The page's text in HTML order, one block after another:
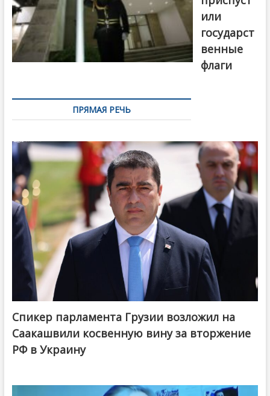
или
государст
венные
флаги
ПРЯМАЯ РЕЧЬ
Спикер парламента Грузии возложил на
Саакашвили косвенную вину за вторжение
РФ в Украину